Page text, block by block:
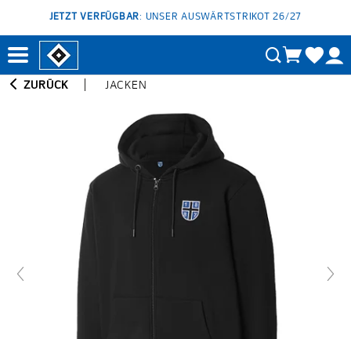
JETZT VERFÜGBAR: UNSER AUSWÄRTSTRIKOT 26/27
ZURÜCK JACKEN